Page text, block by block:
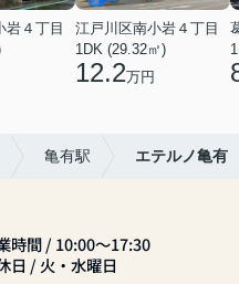
岩４丁目
江戸川区南小岩４丁目
1DK (29.32㎡)
12.2万円
亀有駅 エテルノ亀有
時間 / 10:00～17:30
日 / 火・水曜日